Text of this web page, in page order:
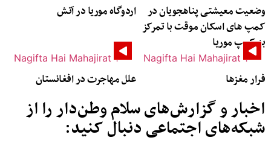
وضعیت معیشتی پناهجویان در
کمپ های اسکان موقت با تمرکز
به کمپ موریا
اردوگاه موریا در آتش
فرار مغزها علل مهاجرت در افغانستان
اخبار و گزارش‌های سلام وطن‌دار را از
شبکه‌های اجتماعی دنبال کنید: